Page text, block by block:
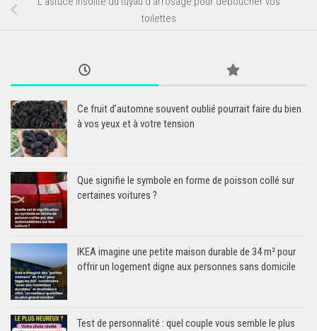
toilettes
Ce fruit d’automne souvent oublié pourrait faire du bien
à vos yeux et à votre tension
Que signifie le symbole en forme de poisson collé sur
certaines voitures ?
IKEA imagine une petite maison durable de 34 m² pour
offrir un logement digne aux personnes sans domicile
Test de personnalité : quel couple vous semble le plus